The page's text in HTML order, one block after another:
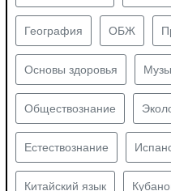
География ОБЖ
Основы здоровья
Обществознание
Естествознание
Китайский язык